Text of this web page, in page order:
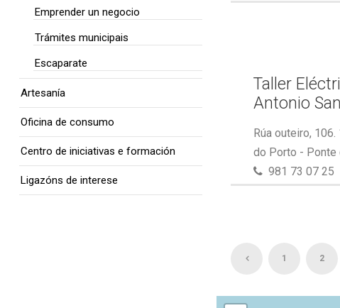
Taller
Antonio
Rúa outeiro,
do Porto - Ponte
981 73 07 25
1 2
Emprender un negocio
Trámites municipais
Escaparate
Artesanía
Oficina de consumo
Centro de iniciativas e formación
Ligazóns de interese